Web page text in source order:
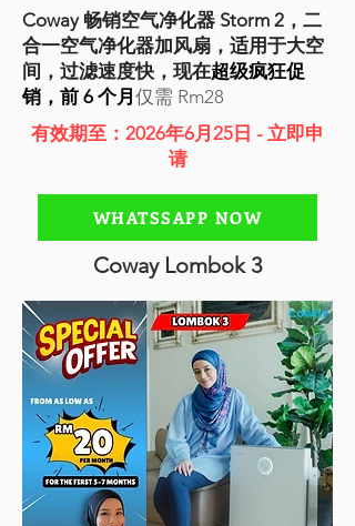
Coway 畅销空气净化器 Storm 2，二
合一空气净化器加风扇，适用于大空
间，过滤速度快，现在超级疯狂促
销，前 6 个月 仅需 Rm28
有效期至：2026年6月25日 - 立即申
请
WHATSSAPP NOW
Coway Lombok 3